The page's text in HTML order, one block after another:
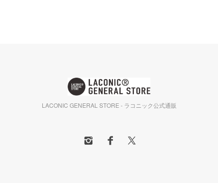
LACONIC GENERAL STORE - ラコニック公式通販